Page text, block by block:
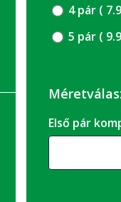
4 pár
5 pár
Első pár